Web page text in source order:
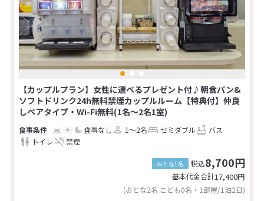
【カップルプラン】女性に選べるプレゼント付♪朝食パン&
ソフトドリンク24h無料禁煙カップルルーム【特典付】仲良
しペアタイプ・Wi-Fi無料(1名～2名1室)
食事なし 1～2名 セミダブル
バス
トイレ
禁煙
おとな1名 税込8,700円
基本代金合計17,400円
(おとな2名 こども0名・1部屋/1泊2日)